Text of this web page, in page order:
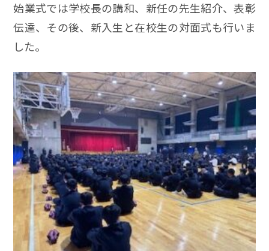
始業式では学校長の講和、新任の先生紹介、表彰
伝達、その後、新入生と在校生の対面式も行いま
した。